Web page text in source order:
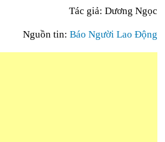
Tác giả: Dương Ngọc
Nguồn tin: Báo Người Lao Động